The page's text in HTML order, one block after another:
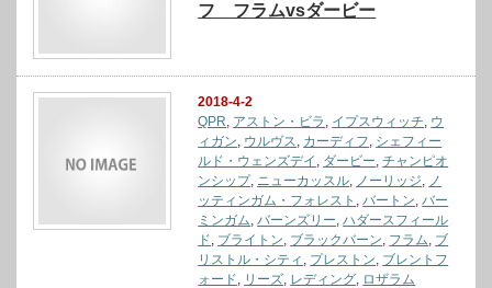
フ フラムvsダービー
2018-4-2
QPR アストン・ビラ イプスウィッチ ウ
ィガン ウルヴス カーディフ シェフィー
ルド・ウェンズデイ
ダービー ,チャンピオ
ンシップ, ニューカッスル ノーリッジ
ノ
ッティンガム・フォレスト
バートン バー
ミンガム バーンズリー ,ハダースフィール
ド ブライトン ブラックバーン フラム ブ
リストル・シティ
プレストン ブレントフ
ォード
リーズ レディング ロザラム